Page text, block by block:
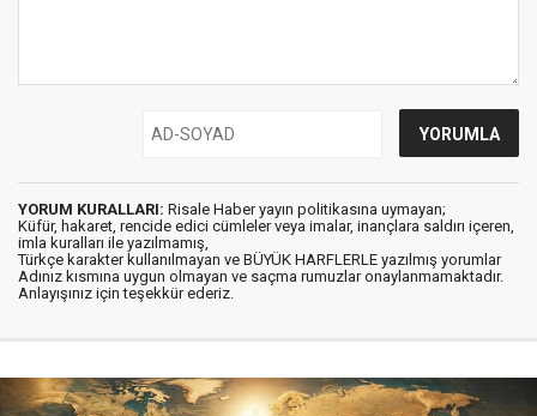
YORUM KURALLARI: Risale Haber yayın politikasına uymayan;
Küfür, hakaret, rencide edici cümleler veya imalar, inançlara saldırı içeren,
imla kuralları ile yazılmamış,
Türkçe karakter kullanılmayan ve BÜYÜK HARFLERLE yazılmış yorumlar
Adınız kısmına uygun olmayan ve saçma rumuzlar onaylanmamaktadır.
Anlayışınız için teşekkür ederiz.